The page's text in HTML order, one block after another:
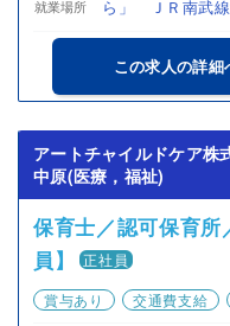
就業場所 ら」 ＪＲ南武
この求人の詳細
アートチャイルドケア
中原(医療，福祉)
保育士／認可保育
員】
正社員
賞与あり
交通費支給